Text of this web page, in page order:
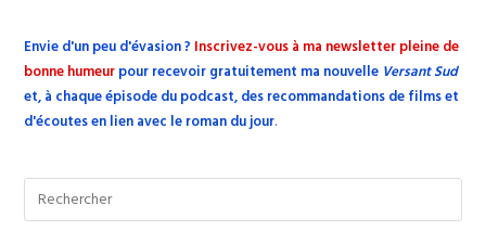
Envie d'un peu d'évasion? Inscrivez-vous à ma newsletter pleine de
bonne humeur pour recevoir gratuitement ma nouvelle Versant Sud
et, à chaque épisode du podcast, des recommandations de films et
d'écoutes en lien avec le roman du jour.